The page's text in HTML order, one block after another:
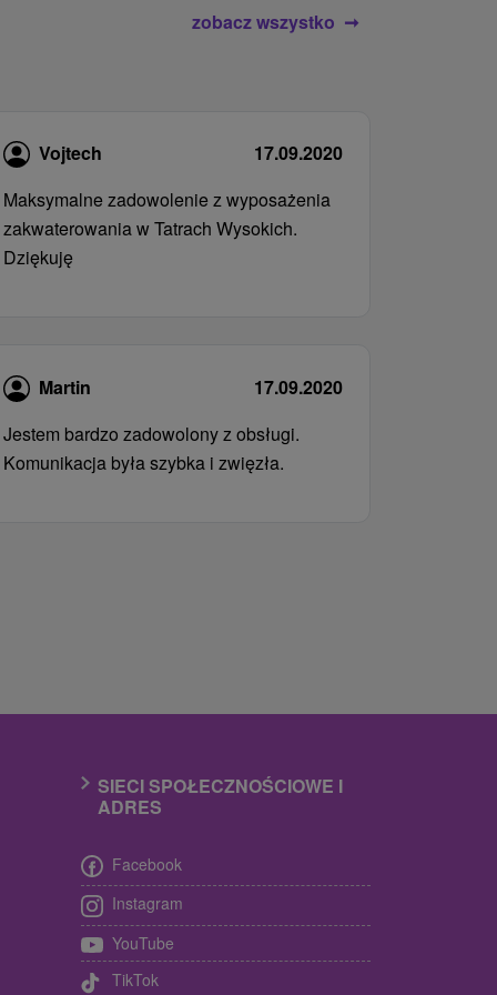
zobacz wszystko
Vojtech
17.09.2020
Maksymalne zadowolenie z wyposażenia
zakwaterowania w Tatrach Wysokich.
Dziękuję
Martin
17.09.2020
Jestem bardzo zadowolony z obsługi.
Komunikacja była szybka i zwięzła.
SIECI SPOŁECZNOŚCIOWE I
ADRES
Facebook
Instagram
YouTube
TikTok